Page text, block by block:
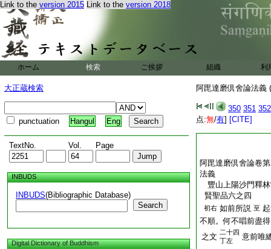
Link to the version 2015 Link to the version 2018
ホーム 検索 ご挨拶 組織 利
大正蔵検索
punctuation Hangul Eng
TextNo. Vol. Page
INBUDS
INBUDS(Bibliographic Database)
Search
Digital Dictionary of Buddhism
阿毘達磨倶舍論法義
350 351 352
点:無/有] [CITE]
阿毘達磨倶舍論卷
法義
豐山上陽沙門釋
賢聖品六之四
初右 如前所説 至
不順。何不唱前盡
之文 二十四
丁左
意前唯